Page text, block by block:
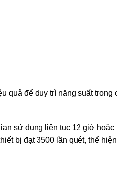
quả để duy trì năng suất trong
sử dụng liên tục 12 giờ hoặc
bị đạt 3500 lần quét, thể